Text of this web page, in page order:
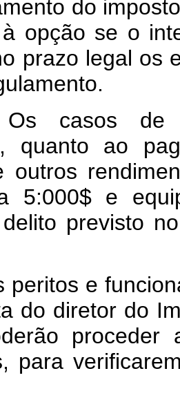
do
opção se o
prazo legal os
casos de
quanto ao
outros
5:000$ e
previsto
peritos e
do diretor do
para